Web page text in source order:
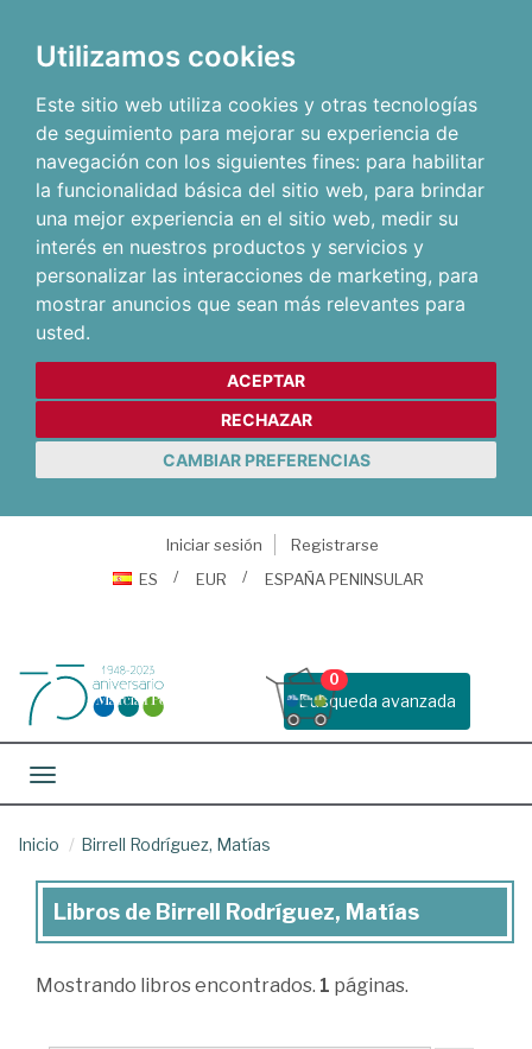
Utilizamos cookies
Este sitio web utiliza cookies y otras tecnologías
de seguimiento para mejorar su experiencia de
navegación con los siguientes fines: para habilitar
la funcionalidad básica del sitio web, para brindar
una mejor experiencia en el sitio web, medir su
interés en nuestros productos y servicios y
personalizar las interacciones de marketing, para
mostrar anuncios que sean más relevantes para
usted.
ACEPTAR
RECHAZAR
CAMBIAR PREFERENCIAS
Iniciar sesión
Registrarse
ES
EUR ESPAÑA PENINSULAR
Busqueda avanzada
0
Toggle navigation
Inicio Birrell Rodríguez, Matías
Libros
Birrell
Libros de Birrell Rodríguez, Matías
Mostrando libros encontrados. 1 páginas.